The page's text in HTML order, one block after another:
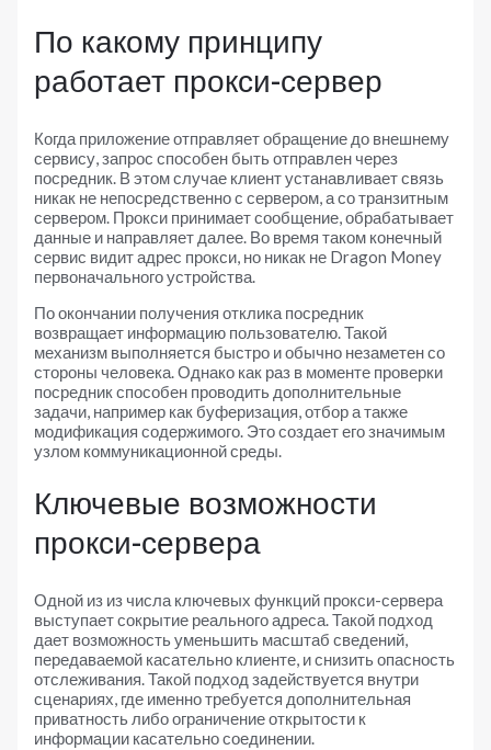
По какому принципу
работает прокси-сервер
Когда приложение отправляет обращение до внешнему
сервису, запрос способен быть отправлен через
посредник. В этом случае клиент устанавливает связь
никак не непосредственно с сервером, а со транзитным
сервером. Прокси принимает сообщение, обрабатывает
данные и направляет далее. Во время таком конечный
сервис видит адрес прокси, но никак не Dragon Money
первоначального устройства.
По окончании получения отклика посредник
возвращает информацию пользователю. Такой
механизм выполняется быстро и обычно незаметен со
стороны человека. Однако как раз в моменте проверки
посредник способен проводить дополнительные
задачи, например как буферизация, отбор а также
модификация содержимого. Это создает его значимым
узлом коммуникационной среды.
Ключевые возможности
прокси-сервера
Одной из из числа ключевых функций прокси-сервера
выступает сокрытие реального адреса. Такой подход
дает возможность уменьшить масштаб сведений,
передаваемой касательно клиенте, и снизить опасность
отслеживания. Такой подход задействуется внутри
сценариях, где именно требуется дополнительная
приватность либо ограничение открытости к
информации касательно соединении.